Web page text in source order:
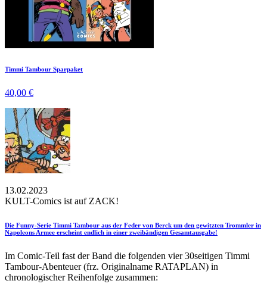
Timmi Tambour Sparpaket
40,00 €
13.02.2023
KULT-Comics ist auf ZACK!
Die Funny-Serie Timmi Tambour aus der Feder von Berck um den gewitzten Trommler in
Napoleons Armee erscheint endlich in einer zweibändigen Gesamtausgabe!
Im Comic-Teil fast der Band die folgenden vier 30seitigen Timmi
Tambour-Abenteuer (frz. Originalname RATAPLAN) in
chronologischer Reihenfolge zusammen: